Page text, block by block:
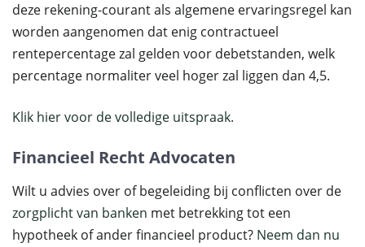
deze rekening-courant als algemene ervaringsregel kan
worden aangenomen dat enig contractueel
rentepercentage zal gelden voor debetstanden, welk
percentage normaliter veel hoger zal liggen dan 4,5.
Klik hier voor de volledige uitspraak.
Financieel Recht Advocaten
Wilt u advies over of begeleiding bij conflicten over de
zorgplicht van banken met betrekking tot een
hypotheek of ander financieel product? Neem dan nu